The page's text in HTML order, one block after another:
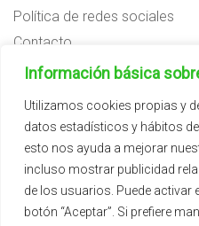
Información básica
Utilizamos cookies propias y
datos estadísticos y hábitos
esto nos ayuda a mejorar
incluso mostrar publicidad
de los usuarios. Puede activar
botón “Aceptar”. Si prefiere
Política de redes sociales
Contacto
Preguntas frecuentes
Subvenciones